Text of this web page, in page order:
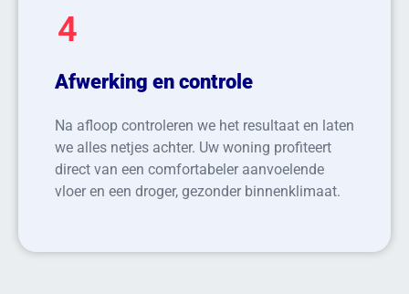
4
Afwerking en controle
Na afloop controleren we het resultaat en laten
we alles netjes achter. Uw woning profiteert
direct van een comfortabeler aanvoelende
vloer en een droger, gezonder binnenklimaat.